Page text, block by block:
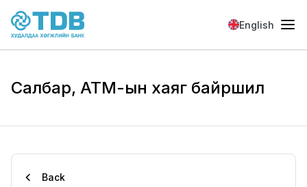
Skip to main content
English
Салбар, АТМ-ын хаяг байршил
Back